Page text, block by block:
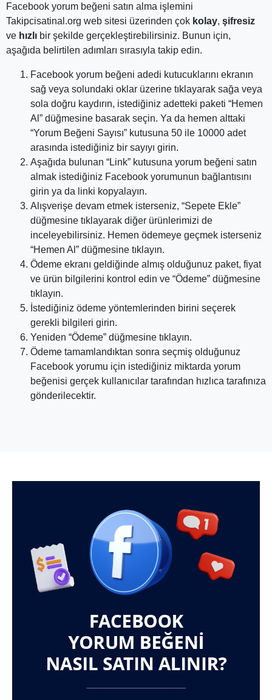
Facebook yorum beğeni satın alma işlemini
Takipcisatinal.org web sitesi üzerinden çok kolay, şifresiz
ve hızlı bir şekilde gerçekleştirebilirsiniz. Bunun için,
aşağıda belirtilen adımları sırasıyla takip edin.
Facebook yorum beğeni adedi kutucuklarını ekranın
sağ veya solundaki oklar üzerine tıklayarak sağa veya
sola doğru kaydırın, istediğiniz adetteki paketi “Hemen
Al” düğmesine basarak seçin. Ya da hemen alttaki
“Yorum Beğeni Sayısı” kutusuna 50 ile 10000 adet
arasında istediğiniz bir sayıyı girin.
Aşağıda bulunan “Link” kutusuna yorum beğeni satın
almak istediğiniz Facebook yorumunun bağlantısını
girin ya da linki kopyalayın.
Alışverişe devam etmek isterseniz, “Sepete Ekle”
düğmesine tıklayarak diğer ürünlerimizi de
inceleyebilirsiniz. Hemen ödemeye geçmek isterseniz
“Hemen Al” düğmesine tıklayın.
Ödeme ekranı geldiğinde almış olduğunuz paket, fiyat
ve ürün bilgilerini kontrol edin ve “Ödeme” düğmesine
tıklayın.
İstediğiniz ödeme yöntemlerinden birini seçerek
gerekli bilgileri girin.
Yeniden “Ödeme” düğmesine tıklayın.
Ödeme tamamlandıktan sonra seçmiş olduğunuz
Facebook yorumu için istediğiniz miktarda yorum
beğenisi gerçek kullanıcılar tarafından hızlıca tarafınıza
gönderilecektir.